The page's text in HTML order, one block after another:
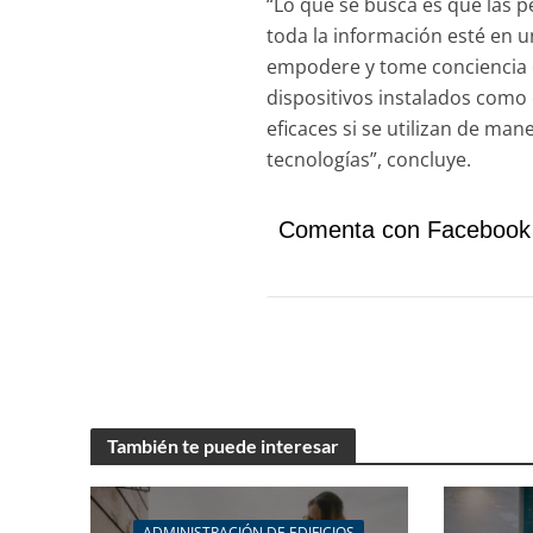
toda la información esté en
empodere y tome
dispositivos instalados
eficaces si se utilizan de
tecnologías”, concluye.
Comenta con Facebook
También te puede interesar